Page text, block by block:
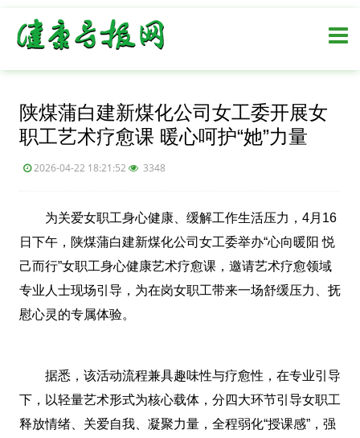
陕煤蒲白建新煤化公司女工委开展女
职工艺术疗愈课 暖心呵护“她”力量
2026-04-22 18:21:52 3348
为关爱女职工身心健康、缓解工作生活压力，4月16
日下午，陕煤蒲白建新煤化公司女工委举办“心向暖阳 悦
己而行”女职工身心健康艺术疗愈课，邀请艺术疗愈领域
专业人士现场引导，为在岗女职工带来一场舒缓压力、抚
慰心灵的专属体验。
据悉，该活动流程兼具趣味性与疗愈性，在专业引导
下，以轻量艺术形式为核心载体，分四大环节引导女职工
释放情绪、关爱自我、凝聚力量，全程弱化“授课感”，强